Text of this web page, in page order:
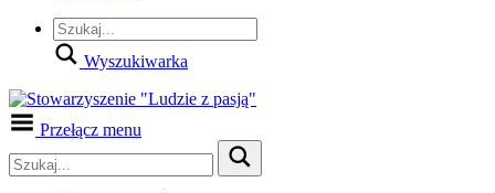
Wyszukiwarka
Przełącz menu